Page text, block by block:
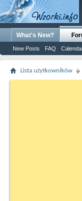
What's New?
New Posts FAQ
Lista użytkowników